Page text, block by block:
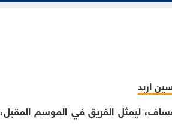
عساف، ليمثل الفريق في الموسم المقبل،